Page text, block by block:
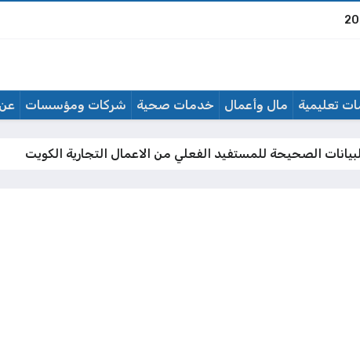
تعليمية مال وأعمال خدمات صحية شركات ومؤسسات
الصحيحة للمستفيد الفعلي من الاعمال التجارية الكويت